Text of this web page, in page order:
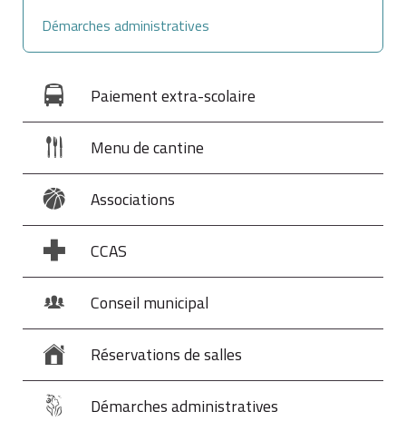
Démarches administratives
Paiement extra-scolaire
Menu de cantine
Associations
CCAS
Conseil municipal
Réservations de salles
Démarches administratives